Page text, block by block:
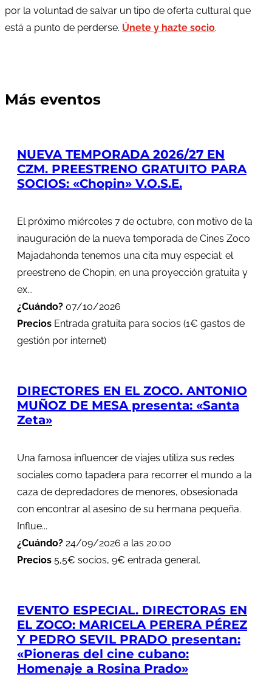
por la voluntad de salvar un tipo de oferta cultural que
está a punto de perderse. Únete y hazte socio.
Más eventos
NUEVA TEMPORADA 2026/27 EN
CZM. PREESTRENO GRATUITO PARA
SOCIOS: «Chopin» V.O.S.E.
El próximo miércoles 7 de octubre, con motivo de la
inauguración de la nueva temporada de Cines Zoco
Majadahonda tenemos una cita muy especial: el
preestreno de Chopin, en una proyección gratuita y
ex...
¿Cuándo? 07/10/2026
Precios Entrada gratuita para socios (1€ gastos de
gestión por internet)
DIRECTORES EN EL ZOCO. ANTONIO
MUÑOZ DE MESA presenta: «Santa
Zeta»
Una famosa influencer de viajes utiliza sus redes
sociales como tapadera para recorrer el mundo a la
caza de depredadores de menores, obsesionada
con encontrar al asesino de su hermana pequeña.
Influe...
¿Cuándo? 24/09/2026 a las 20:00
Precios 5,5€ socios, 9€ entrada general.
EVENTO ESPECIAL. DIRECTORAS EN
EL ZOCO: MARICELA PERERA PÉREZ
Y PEDRO SEVIL PRADO presentan:
«Pioneras del cine cubano:
Homenaje a Rosina Prado»